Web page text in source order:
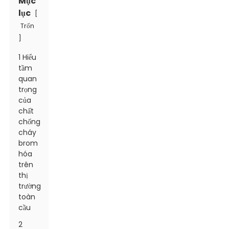
lục
Trốn
1 Hiểu
tầm
quan
trọng
của
chất
chống
cháy
brom
hóa
trên
thị
trường
toàn
cầu
2